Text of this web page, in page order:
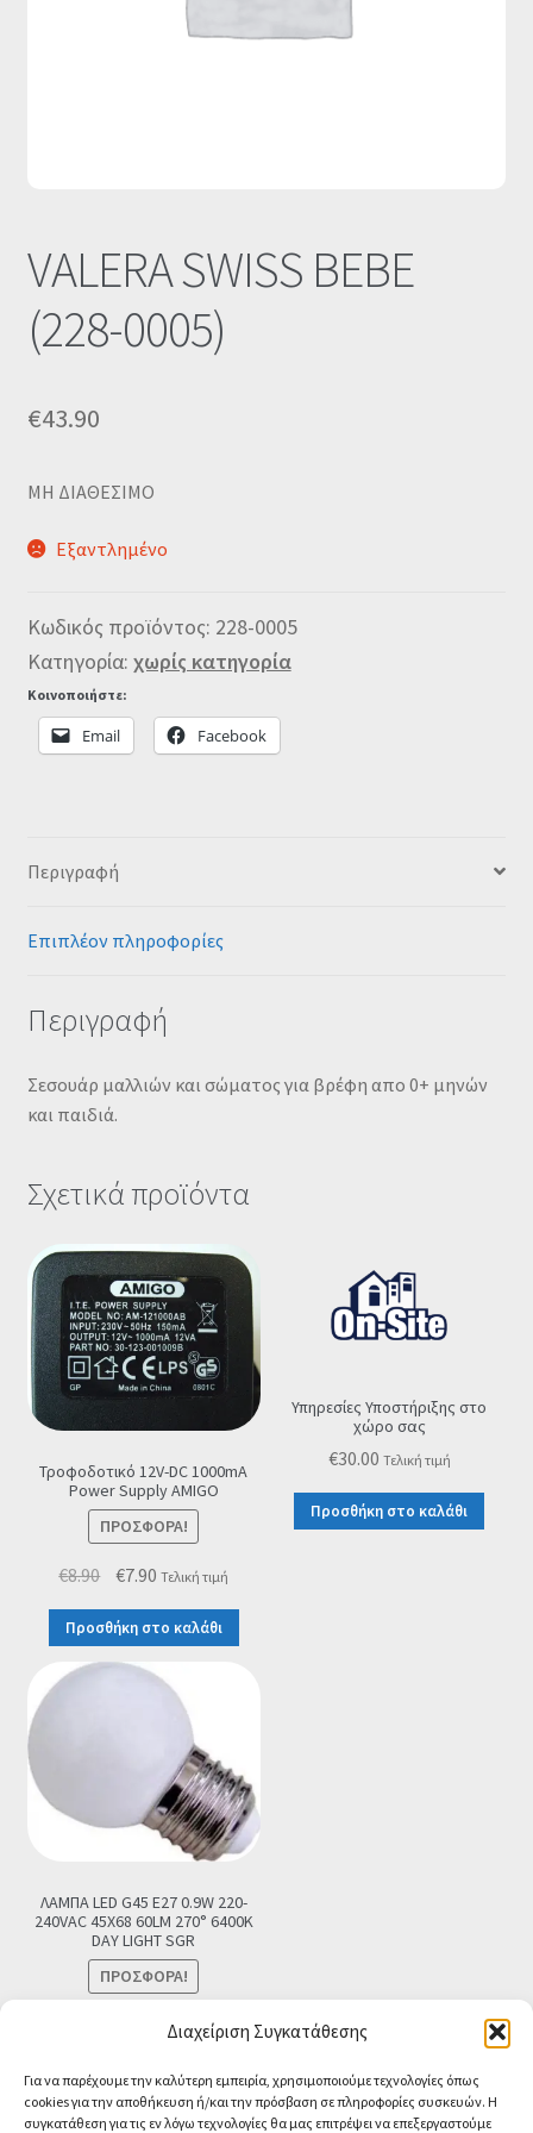
Διαχείριση Συγκατάθεσης
Για να παρέχουμε την καλύτερη εμπειρία, χρησιμοποιούμε τεχνολογίες όπως
cookies για την αποθήκευση ή/και την πρόσβαση σε πληροφορίες συσκευών. Η
συγκατάθεση για τις εν λόγω τεχνολογίες θα μας επιτρέψει να επεξεργαστούμε
VALERA SWISS BEBE
(228-0005)
€43.90
MΗ ΔΙΑΘΕΣΙΜΟ
Εξαντλημένο
Κωδικός προϊόντος: 228-0005
Κατηγορία: χωρίς κατηγορία
Κοινοποιήστε:
Email Facebook
Περιγραφή
Επιπλέον πληροφορίες
Περιγραφή
Σεσουάρ μαλλιών και σώματος για βρέφη απο 0+ μηνών
και παιδιά.
Σχετικά προϊόντα
Τροφοδοτικό 12V-DC 1000mA
Power Supply ΑMIGO
ΠΡΟΣΦΟΡΆ!
€8.90 Original
price
was:
€8.90.
€7.90 Η
τρέχουσα
τιμή
€7.90.
Τελική τιμή
Προσθήκη στο καλάθι
Υπηρεσίες Υποστήριξης στο
χώρο σας
€30.00 Τελική τιμή
Προσθήκη στο καλάθι
ΛΑΜΠΑ LED G45 E27 0.9W 220-
240VAC 45X68 60LM 270° 6400K
DAY LIGHT SGR
ΠΡΟΣΦΟΡΆ!
Original
was:
€2.90.
Η
τιμή
είναι:
Τελική τιμή
Προσθήκη στο καλάθι